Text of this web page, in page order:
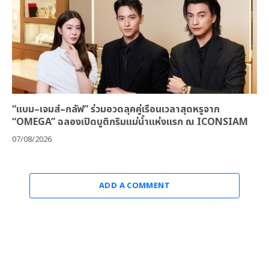
“แบม–เจมส์–กลัฟ” ร่วมอวดลุคคู่เรือนเวลาสุดหรูจาก
“OMEGA” ฉลองเปิดบูติกริมแม่น้ำแห่งแรก ณ ICONSIAM
07/08/2026
ADD A COMMENT